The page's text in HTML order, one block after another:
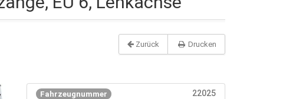
Zurück Drucken
Fahrzeugnummer 22025